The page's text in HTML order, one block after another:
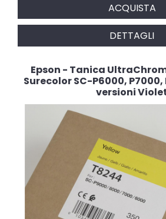
ACQUISTA
DETTAGLI
Epson - Tanica
Surecolor SC-P6000, P7000,
versioni